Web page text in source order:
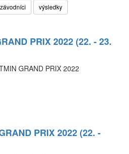
závodníci výsledky
PRIX 2022 (22. - 23.
GRAND PRIX 2022
PRIX 2022 (22. -